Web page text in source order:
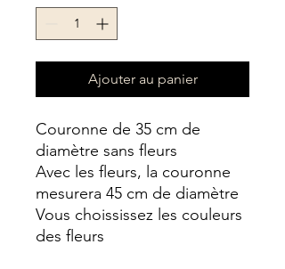
Ajouter au panier
Couronne de 35 cm de
diamètre sans fleurs
Avec les fleurs, la couronne
mesurera 45 cm de diamètre
Vous choississez les couleurs
des fleurs